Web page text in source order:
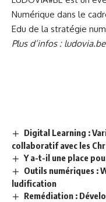
Numérique dans le
Edu de la stratégie
Plus d’infos : ludovia.be
Digital Learning :
collaboratif avec les
Y a-t-il une place
Outils numériques :
ludification
Remédiation :